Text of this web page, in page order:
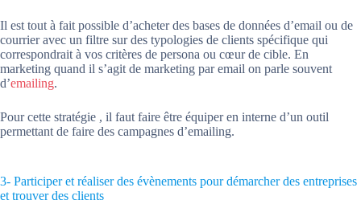
Il est tout à fait possible d’acheter des bases de données d’email ou de
courrier avec un filtre sur des typologies de clients spécifique qui
correspondrait à vos critères de persona ou cœur de cible. En
marketing quand il s’agit de marketing par email on parle souvent
d’emailing.
Pour cette stratégie , il faut faire être équiper en interne d’un outil
permettant de faire des campagnes d’emailing.
3- Participer et réaliser des évènements pour démarcher des entreprises
et trouver des clients